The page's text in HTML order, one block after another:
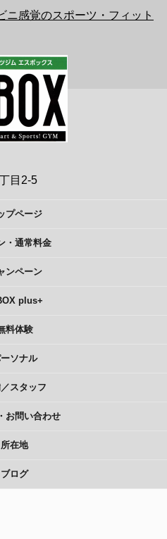
ニ感覚のスポーツ・フィット
目2-5
プページ
・通常料金
ンペーン
plus+
料体験
ソナル
スタッフ
お問い合わせ
所在地
ブログ